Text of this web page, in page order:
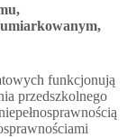
funkcjonują
przedszkolnego